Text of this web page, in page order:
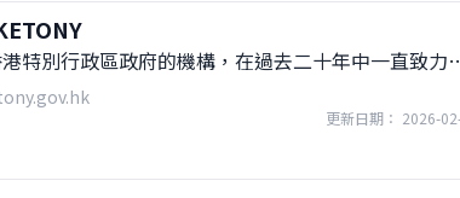
特別行政區政府的機構，在過去二十年中一直致力
間的經貿聯繫。 香港已連續25年被評為全球最自由
世界三大金融中心。香港也是區域交通物流樞紐，與
投資或以香港為基地連接中國內地市場的美國企業
更新日期： 2026-